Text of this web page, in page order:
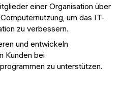
einer Organisation über
um das IT-
zu verbessern.
und entwickeln
Kunden bei
zu unterstützen.